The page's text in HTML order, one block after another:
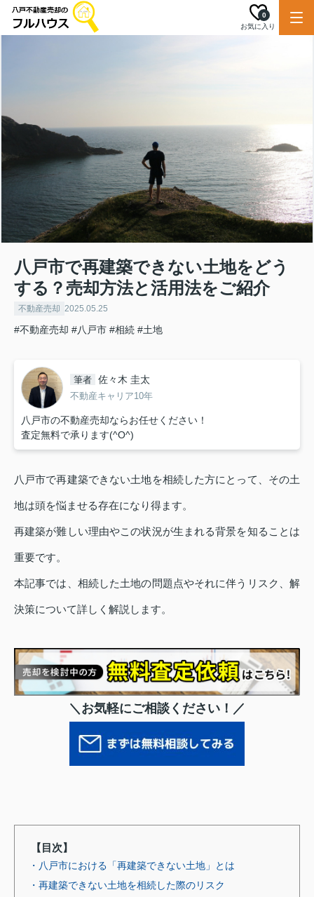
お気に入り
0
八戸市で再建築できない土地をどう
する？売却方法と活用法をご紹介
不動産売却 2025.05.25
#不動産売却 #八戸市 #相続 #土地
筆者 佐々木 圭太
不動産キャリア10年
八戸市の不動産売却ならお任せください！
査定無料で承ります(^O^)
八戸市で再建築できない土地を相続した方にとって、その土
地は頭を悩ませる存在になり得ます。
再建築が難しい理由やこの状況が生まれる背景を知ることは
重要です。
本記事では、相続した土地の問題点やそれに伴うリスク、解
決策について詳しく解説します。
＼お気軽にご相談ください！／
【目次】
・八戸市における「再建築できない土地」とは
・再建築できない土地を相続した際のリスク